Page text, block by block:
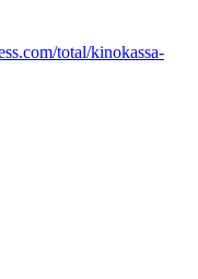
total/kinokassa-